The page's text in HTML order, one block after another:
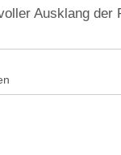
Ausklang der